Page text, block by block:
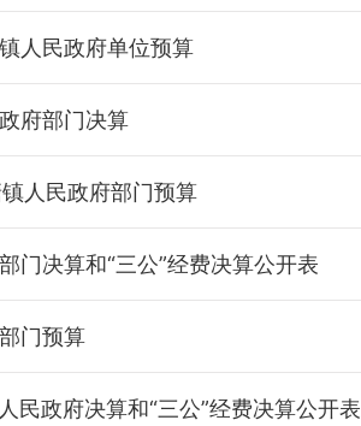
人民政府单位预算
府部门决算
人民政府部门预算
门决算和“三公”经费决算公开表
门预算
民政府决算和“三公”经费决算公开表